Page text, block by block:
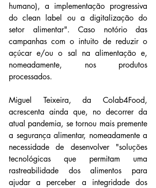
humano), a implementação progressiva
do clean label ou a digitalização do
setor alimentar". Caso notório das
campanhas com o intuito de reduzir o
açúcar e/ou o sal na alimentação e,
nomeadamente, nos produtos
processados.
Miguel Teixeira, da Colab4Food,
acrescenta ainda que, no decorrer da
atual pandemia, se tornou mais premente
a segurança alimentar, nomeadamente a
necessidade de desenvolver "soluções
tecnológicas que permitam uma
rastreabilidade dos alimentos para
ajudar a perceber a integridade dos